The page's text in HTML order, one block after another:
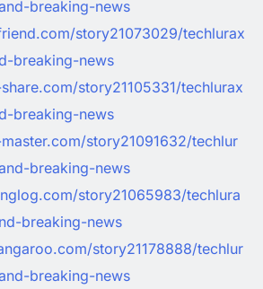
breaking-news
story21073029/techlurax
breaking-news
story21105331/techlurax
breaking-news
story21091632/techlur
breaking-news
story21065983/techlura
breaking-news
story21178888/techlur
breaking-news